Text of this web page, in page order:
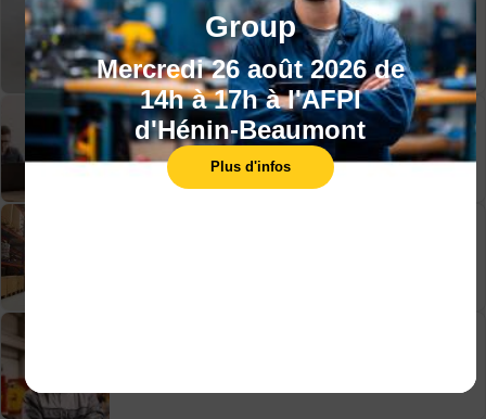
Group
Mercredi 26 août 2026 de
14h à 17h à l'AFPI
d'Hénin-Beaumont
Plus d'infos
Gestion-Administration-Comptabilité
Informatique-Numérique-Cybersécurité